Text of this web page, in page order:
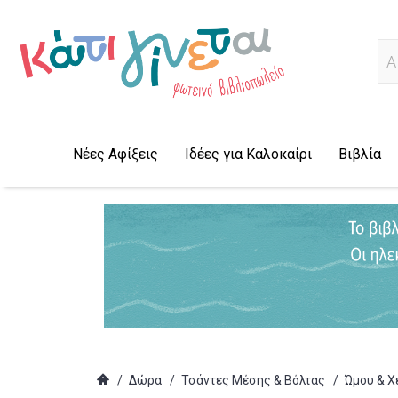
Νέες Αφίξεις Ιδέες για Καλοκαίρι Βιβλία
/ Δώρα / Τσάντες Μέσης & Βόλτας / Ώμου &